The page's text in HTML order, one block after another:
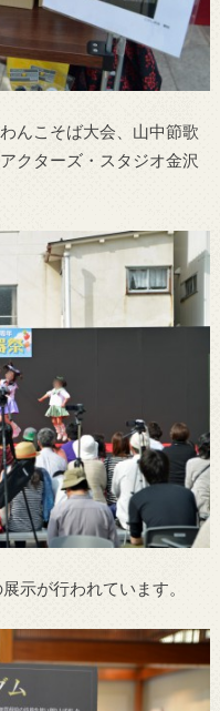
んこそば大会、山中節歌
クターズ・スタジオ金沢
示が行われています。